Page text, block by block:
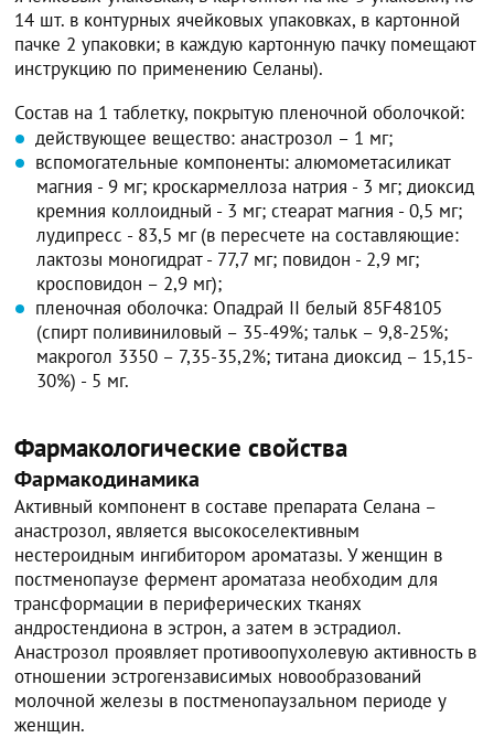
14 шт. в контурных ячейковых упаковках, в картонной
пачке 2 упаковки; в каждую картонную пачку помещают
инструкцию по применению Селаны).
Состав на 1 таблетку, покрытую пленочной оболочкой:
действующее вещество: анастрозол – 1 мг;
вспомогательные компоненты: алюмометасиликат
магния - 9 мг; кроскармеллоза натрия - 3 мг; диоксид
кремния коллоидный - 3 мг; стеарат магния - 0,5 мг;
лудипресс - 83,5 мг (в пересчете на составляющие:
лактозы моногидрат - 77,7 мг; повидон - 2,9 мг;
кросповидон – 2,9 мг);
пленочная оболочка: Опадрай II белый 85F48105
(спирт поливиниловый – 35-49%; тальк – 9,8-25%;
макрогол 3350 – 7,35-35,2%; титана диоксид – 15,15-
30%) - 5 мг.
Фармакологические свойства
Фармакодинамика
Активный компонент в составе препарата Селана –
анастрозол, является высокоселективным
нестероидным ингибитором ароматазы. У женщин в
постменопаузе фермент ароматаза необходим для
трансформации в периферических тканях
андростендиона в эстрон, а затем в эстрадиол.
Анастрозол проявляет противоопухолевую активность в
отношении эстрогензависимых новообразований
молочной железы в постменопаузальном периоде у
женщин.